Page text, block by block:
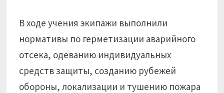
В ходе учения экипажи выполнили
нормативы по герметизации аварийного
отсека, одеванию индивидуальных
средств защиты, созданию рубежей
обороны, локализации и тушению пожара